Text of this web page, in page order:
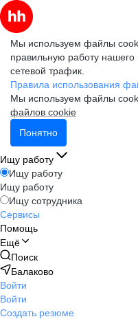
Мы используем файлы
правильную работу нашего
сетевой трафик.
Правила использования
Мы используем файлы
файлов cookie
Понятно
Ищу работу
Ищу работу
Ищу работу
Ищу сотрудника
Сервисы
Помощь
Ещё
Поиск
Балаково
Войти
Войти
Создать резюме